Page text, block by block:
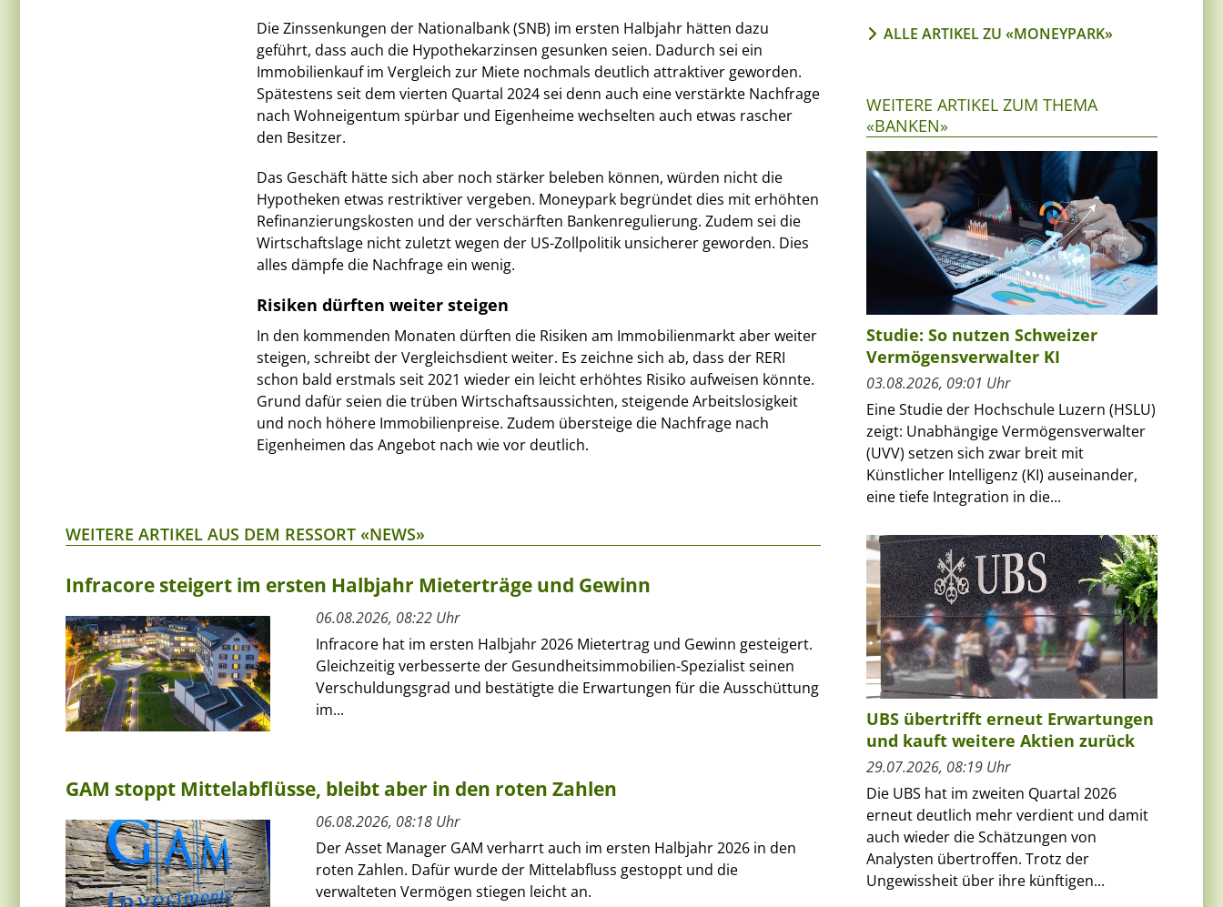
Die Zinssenkungen der Nationalbank (SNB) im ersten Halbjahr hätten dazu
geführt, dass auch die Hypothekarzinsen gesunken seien. Dadurch sei ein
Immobilienkauf im Vergleich zur Miete nochmals deutlich attraktiver geworden.
Spätestens seit dem vierten Quartal 2024 sei denn auch eine verstärkte Nachfrage
nach Wohneigentum spürbar und Eigenheime wechselten auch etwas rascher
den Besitzer.
Das Geschäft hätte sich aber noch stärker beleben können, würden nicht die
Hypotheken etwas restriktiver vergeben. Moneypark begründet dies mit erhöhten
Refinanzierungskosten und der verschärften Bankenregulierung. Zudem sei die
Wirtschaftslage nicht zuletzt wegen der US-Zollpolitik unsicherer geworden. Dies
alles dämpfe die Nachfrage ein wenig.
Risiken dürften weiter steigen
In den kommenden Monaten dürften die Risiken am Immobilienmarkt aber weiter
steigen, schreibt der Vergleichsdient weiter. Es zeichne sich ab, dass der RERI
schon bald erstmals seit 2021 wieder ein leicht erhöhtes Risiko aufweisen könnte.
Grund dafür seien die trüben Wirtschaftsaussichten, steigende Arbeitslosigkeit
und noch höhere Immobilienpreise. Zudem übersteige die Nachfrage nach
Eigenheimen das Angebot nach wie vor deutlich.
WEITERE ARTIKEL AUS DEM RESSORT «NEWS»
Infracore steigert im ersten Halbjahr Mieterträge und Gewinn
06.08.2026, 08:22 Uhr
Infracore hat im ersten Halbjahr 2026 Mietertrag und Gewinn gesteigert.
Gleichzeitig verbesserte der Gesundheitsimmobilien-Spezialist seinen
Verschuldungsgrad und bestätigte die Erwartungen für die Ausschüttung
im...
GAM stoppt Mittelabflüsse, bleibt aber in den roten Zahlen
06.08.2026, 08:18 Uhr
Der Asset Manager GAM verharrt auch im ersten Halbjahr 2026 in den
roten Zahlen. Dafür wurde der Mittelabfluss gestoppt und die
verwalteten Vermögen stiegen leicht an.
ALLE ARTIKEL ZU «MONEYPARK»
WEITERE ARTIKEL ZUM THEMA
«BANKEN»
Studie: So nutzen Schweizer
Vermögensverwalter KI
03.08.2026, 09:01 Uhr
Eine Studie der Hochschule Luzern (HSLU)
zeigt: Unabhängige Vermögensverwalter
(UVV) setzen sich zwar breit mit
Künstlicher Intelligenz (KI) auseinander,
eine tiefe Integration in die...
UBS übertrifft erneut Erwartungen
und kauft weitere Aktien zurück
29.07.2026, 08:19 Uhr
Die UBS hat im zweiten Quartal 2026
erneut deutlich mehr verdient und damit
auch wieder die Schätzungen von
Analysten übertroffen. Trotz der
Ungewissheit über ihre künftigen...